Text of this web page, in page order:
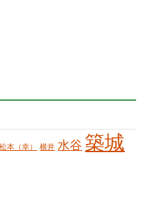
松本（幸） 横井 水谷 築城